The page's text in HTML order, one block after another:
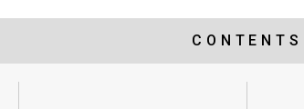
CONTENTS